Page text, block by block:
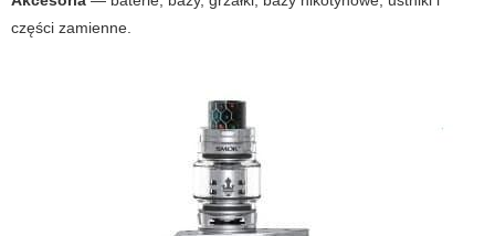
części zamienne.